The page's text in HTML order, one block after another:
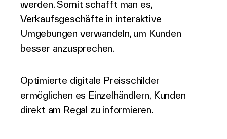
werden. Somit schafft man es,
Verkaufsgeschäfte in interaktive
Umgebungen verwandeln, um Kunden
besser anzusprechen.
Optimierte digitale Preisschilder
ermöglichen es Einzelhändlern, Kunden
direkt am Regal zu informieren.